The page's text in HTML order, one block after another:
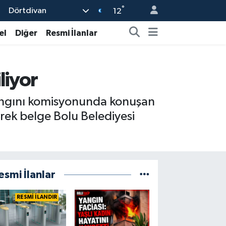
Dörtdivan 12°
Diğer Resmi İlanlar
komisyonunda konuşan
belge Bolu Belediyesi
İlanlar
RESMİ İLANDIR